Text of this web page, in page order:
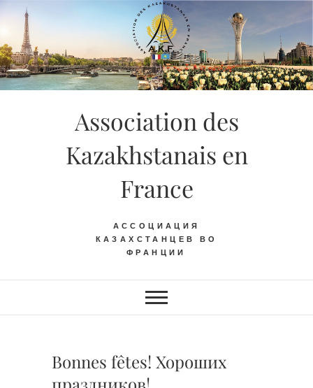
Skip
content
Association des
Kazakhstanais en
France
АССОЦИАЦИЯ
КАЗАХСТАНЦЕВ ВО
ФРАНЦИИ
Bonnes fêtes! Хороших